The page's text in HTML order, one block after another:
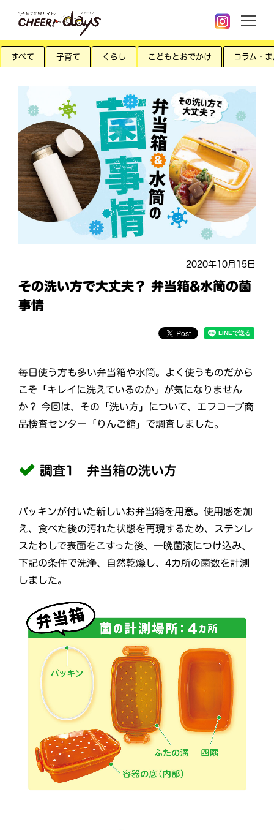
すべて 子育て くらし こどもとおでかけ コラム・
2020年10月15日
その洗い方で大丈夫？ 弁当箱&水筒の菌
事情
毎日使う方も多い弁当箱や水筒。よく使うものだから
こそ「キレイに洗えているのか」が気になりません
か？ 今回は、その「洗い方」について、エフコープ商
品検査センター「りんご館」で調査しました。
調査1 弁当箱の洗い方
パッキンが付いた新しいお弁当箱を用意。使用感を加
え、食べた後の汚れた状態を再現するため、ステンレ
スたわしで表面をこすった後、一晩菌液につけ込み、
下記の条件で洗浄、自然乾燥し、4カ所の菌数を計測
しました。